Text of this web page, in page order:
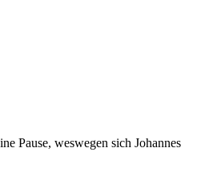
Pause, weswegen sich Johannes